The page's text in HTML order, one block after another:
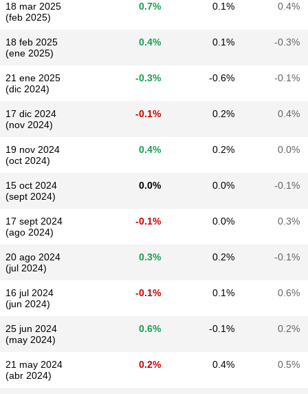
18 mar 2025
(feb 2025)
0.7% 0.1% 0.4%
18 feb 2025
(ene 2025)
0.4% 0.1% -0.3%
21 ene 2025
(dic 2024)
-0.3% -0.6% -0.1%
17 dic 2024
(nov 2024)
-0.1% 0.2% 0.4%
19 nov 2024
(oct 2024)
0.4% 0.2% 0.0%
15 oct 2024
(sept 2024)
0.0% 0.0% -0.1%
17 sept 2024
(ago 2024)
-0.1% 0.0% 0.3%
20 ago 2024
(jul 2024)
0.3% 0.2% -0.1%
16 jul 2024
(jun 2024)
-0.1% 0.1% 0.6%
25 jun 2024
(may 2024)
0.6% -0.1% 0.2%
21 may 2024
(abr 2024)
0.2% 0.4% 0.5%